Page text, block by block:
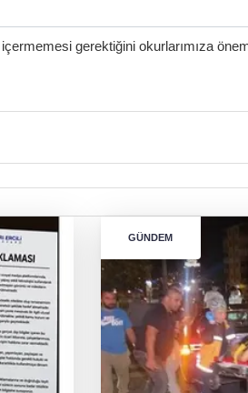
gerektiğini okurlarımıza
GÜNDEM